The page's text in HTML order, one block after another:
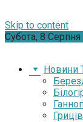
Skip to content
Субота, 8 Серпня
Новини